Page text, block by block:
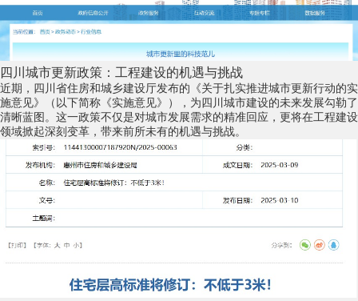
四川城市更新政策：工程建设的机遇与挑战
近期，四川省住房和城乡建设厅发布的《关于扎实推进城市更新行动的实
施意见》（以下简称《实施意见》），为四川城市建设的未来发展勾勒了
清晰蓝图。这一政策不仅是对城市发展需求的精准回应，更将在工程建设
领域掀起深刻变革，带来前所未有的机遇与挑战。